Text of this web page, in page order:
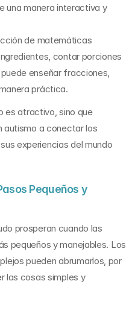
una manera interactiva y
de matemáticas
contar porciones
enseñar fracciones,
práctica.
es atractivo, sino que
autismo a conectar los
experiencias del mundo
Pequeños y
prosperan cuando las
pequeños y manejables. Los
pueden abrumarlos, por
las cosas simples y